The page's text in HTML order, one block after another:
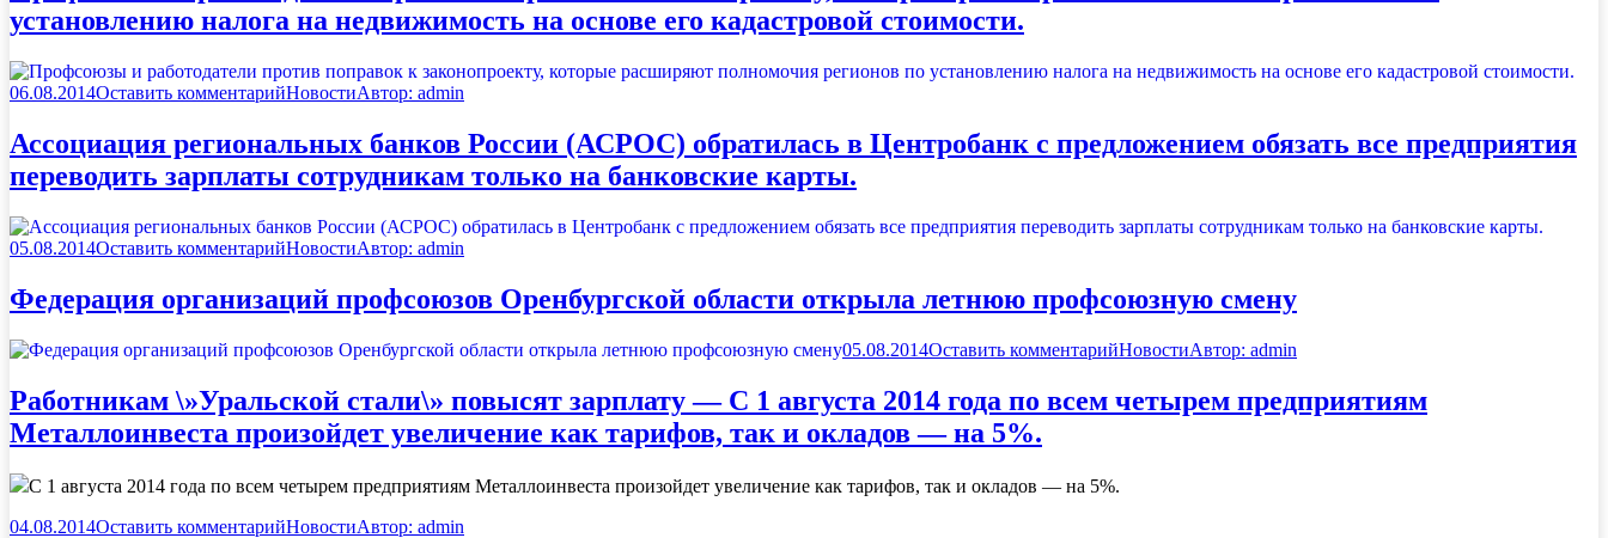
установлению налога на недвижимость на основе его кадастровой стоимости.
06.08.2014Оставить комментарийНовостиАвтор: admin
Ассоциация региональных банков России (АСРОС) обратилась в Центробанк с предложением обязать все предприятия
переводить зарплаты сотрудникам только на банковские карты.
05.08.2014Оставить комментарийНовостиАвтор: admin
Федерация организаций профсоюзов Оренбургской области открыла летнюю профсоюзную смену
05.08.2014Оставить комментарийНовостиАвтор: admin
Работникам \»Уральской стали\» повысят зарплату — С 1 августа 2014 года по всем четырем предприятиям
Металлоинвеста произойдет увеличение как тарифов, так и окладов — на 5%.
С 1 августа 2014 года по всем четырем предприятиям Металлоинвеста произойдет увеличение как тарифов, так и окладов — на 5%.
04.08.2014Оставить комментарийНовостиАвтор: admin